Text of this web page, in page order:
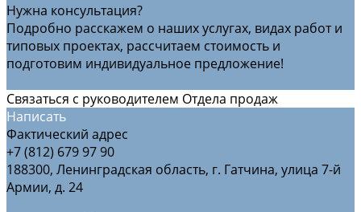
Нужна консультация?
Подробно расскажем о наших услугах, видах работ и
типовых проектах, рассчитаем стоимость и
подготовим индивидуальное предложение!
Связаться с руководителем Отдела продаж
Написать
Фактический адрес
+7 (812) 679 97 90
188300, Ленинградская область, г. Гатчина, улица 7-й
Армии, д. 24